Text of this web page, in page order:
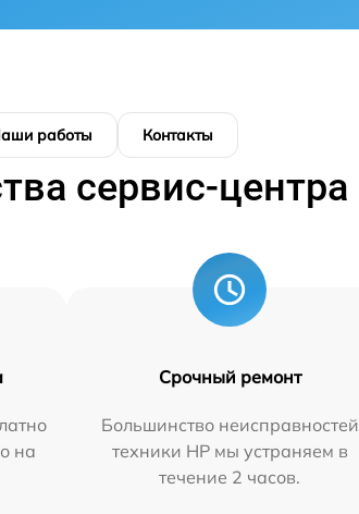
работы Контакты
сервис-центра
на
Срочный ремонт
Большинство неисправностей
техники HP мы устраняем в
течение 2 часов.